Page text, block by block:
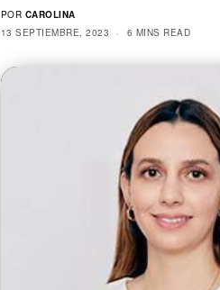
POR CAROLINA
13 SEPTIEMBRE, 2023
6 MINS READ